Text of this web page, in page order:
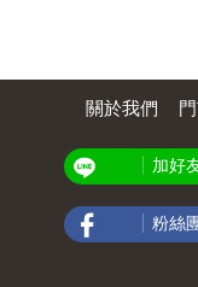
界
關於我們
加好
粉絲